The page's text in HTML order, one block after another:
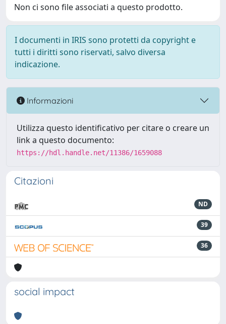
Non ci sono file associati a questo prodotto.
I documenti in IRIS sono protetti da copyright e
tutti i diritti sono riservati, salvo diversa
indicazione.
Informazioni
Utilizza questo identificativo per citare o creare un
link a questo documento:
https://hdl.handle.net/11386/1659088
Citazioni
ND
39
36
social impact